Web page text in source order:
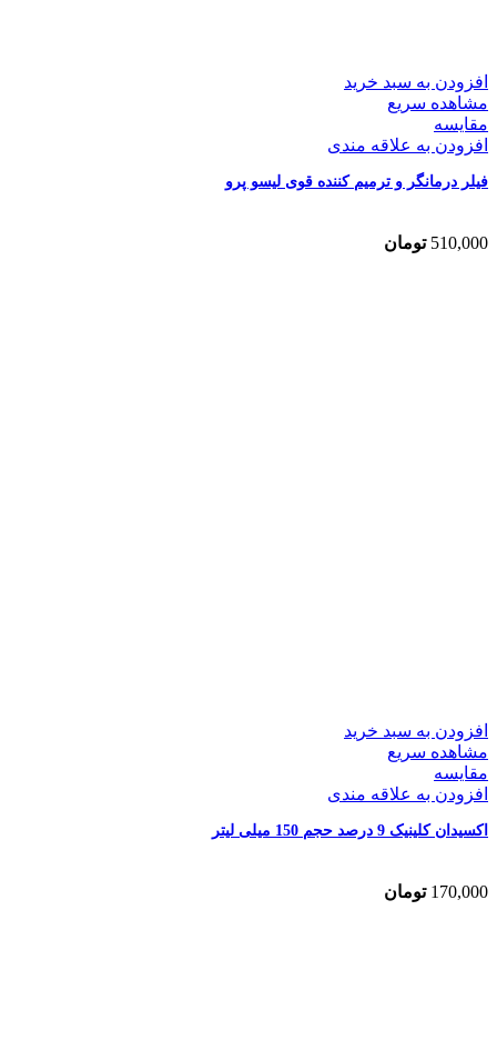
افزودن به سبد خرید
مشاهده سریع
مقایسه
افزودن به علاقه مندی
فیلر درمانگر و ترمیم کننده قوی لیسو پرو
510,000 تومان
افزودن به سبد خرید
مشاهده سریع
مقایسه
افزودن به علاقه مندی
اکسیدان کلینیک 9 درصد حجم 150 میلی لیتر
170,000 تومان